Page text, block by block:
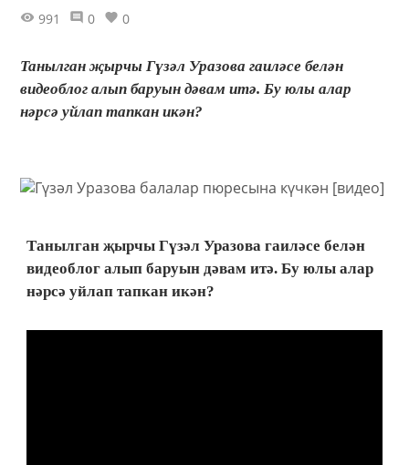
991 0 0
Танылган җырчы Гүзәл Уразова гаиләсе белән
видеоблог алып баруын дәвам итә. Бу юлы алар
нәрсә уйлап тапкан икән?
Танылган җырчы Гүзәл Уразова гаиләсе белән
видеоблог алып баруын дәвам итә. Бу юлы алар
нәрсә уйлап тапкан икән?